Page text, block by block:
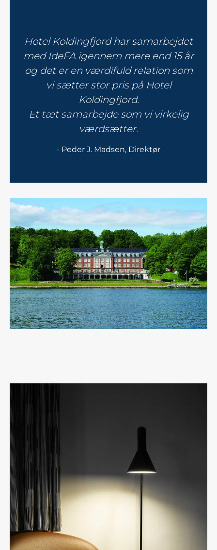
Hotel Koldingfjord har samarbejdet
med IdeFA igennem mere end 15 år
og det er en værdifuld relation som
vi sætter stor pris på Hotel
Koldingfjord.
Et tæt samarbejde som vi virkelig
værdsætter.
- Peder J. Madsen, Direktør